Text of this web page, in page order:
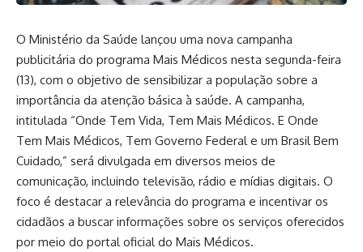
O Ministério da Saúde lançou uma nova campanha
publicitária do programa Mais Médicos nesta segunda-feira
(13), com o objetivo de sensibilizar a população sobre a
importância da atenção básica à saúde. A campanha,
intitulada “Onde Tem Vida, Tem Mais Médicos. E Onde
Tem Mais Médicos, Tem Governo Federal e um Brasil Bem
Cuidado,” será divulgada em diversos meios de
comunicação, incluindo televisão, rádio e mídias digitais. O
foco é destacar a relevância do programa e incentivar os
cidadãos a buscar informações sobre os serviços oferecidos
por meio do portal oficial do Mais Médicos.